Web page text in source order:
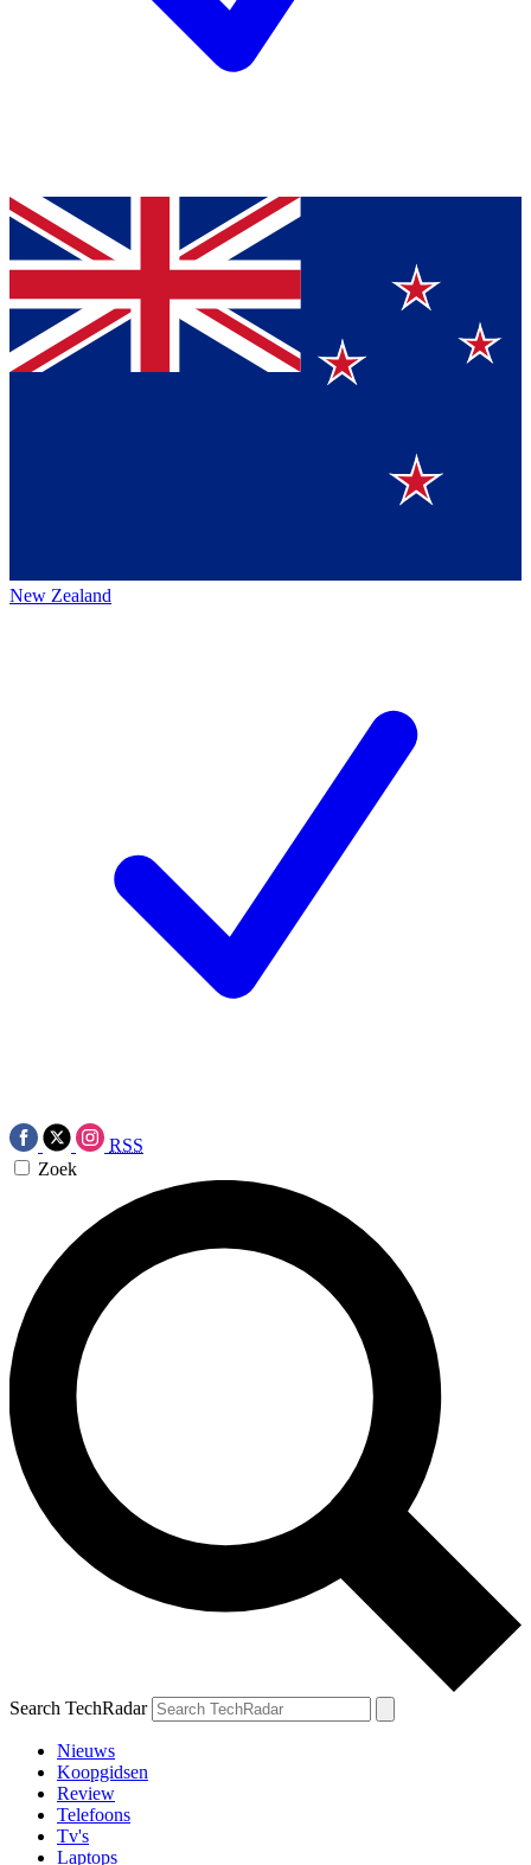
New Zealand
RSS
Zoek
Search TechRadar
Nieuws
Koopgidsen
Review
Telefoons
Tv's
Laptops